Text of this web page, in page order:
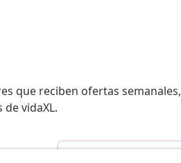
que reciben ofertas semanales,
vidaXL.